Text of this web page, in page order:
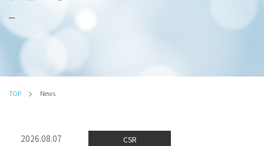
TOP News
2026.08.07 CSR